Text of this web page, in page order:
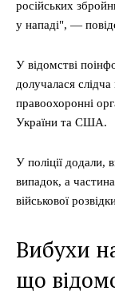
російських
у нападі", —
У відомстві
долучалася
правоохоронні
України та США.
У поліції
випадок, а частина
військової
Вибухи
що